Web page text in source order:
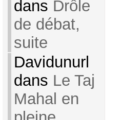
dans Drôle
de débat,
suite
Davidunurl
dans Le Taj
Mahal en